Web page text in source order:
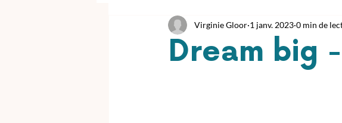
Dream big
Virginie Gloor 1 janv. 2023 0 min de